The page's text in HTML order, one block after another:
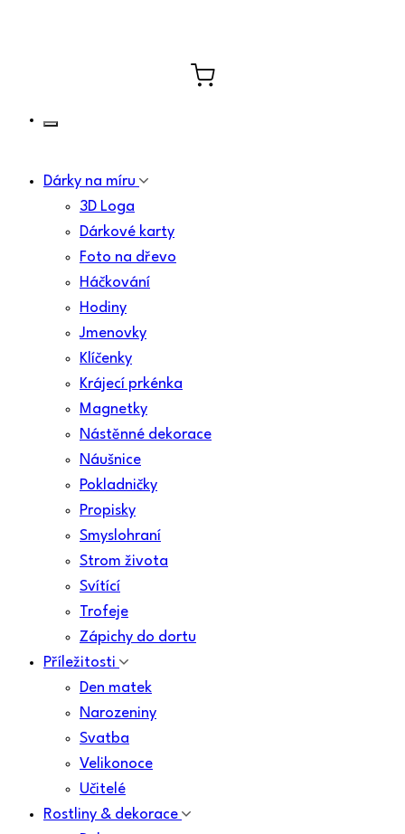
Dárky na míru
3D Loga
Dárkové karty
Foto na dřevo
Háčkování
Hodiny
Jmenovky
Klíčenky
Krájecí prkénka
Magnetky
Nástěnné dekorace
Náušnice
Pokladničky
Propisky
Smyslohraní
Strom života
Svítící
Trofeje
Zápichy do dortu
Příležitosti
Den matek
Narozeniny
Svatba
Velikonoce
Učitelé
Rostliny & dekorace